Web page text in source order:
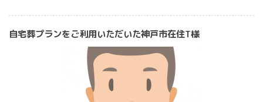
自宅葬プランをご利用いただいた神戸市在住T様